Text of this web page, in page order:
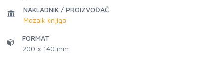
NAKLADNIK / PROIZVOĐAČ
Mozaik knjiga
FORMAT
200 x 140 mm